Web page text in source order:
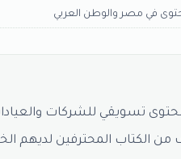
في مصر والوطن العربي
تسويقي للشركات
الكتاب المحترفين لديهم